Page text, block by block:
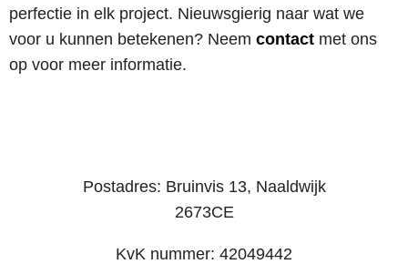
perfectie in elk project. Nieuwsgierig naar wat we
voor u kunnen betekenen? Neem contact met ons
op voor meer informatie.
Postadres: Bruinvis 13, Naaldwijk
2673CE
KvK nummer: 42049442